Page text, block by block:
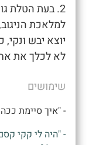
2. בעת הטלת
למלאכת
יוצא יבש
לא לכלך את
שימושים
- "איך סיימת
- "היה לי קקי